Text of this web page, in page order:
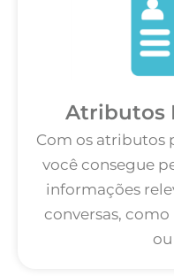
Atributos
Com os atributos
você consegue
informações
conversas, como